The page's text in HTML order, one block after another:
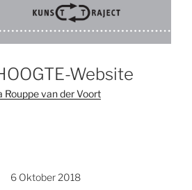
Website
Rouppe van der Voort
6 Oktober 2018